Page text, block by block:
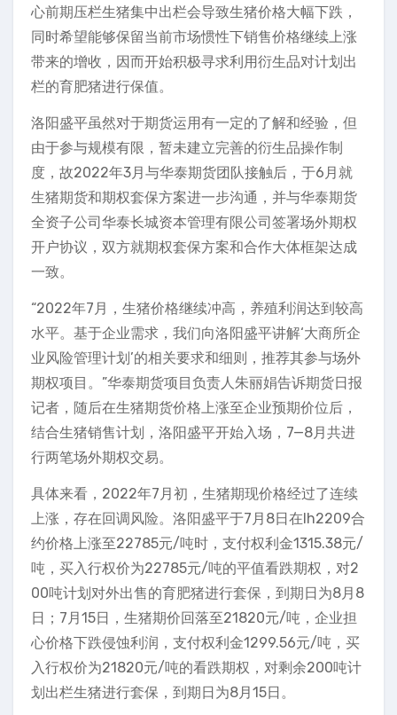
心前期压栏生猪集中出栏会导致生猪价格大幅下跌，
同时希望能够保留当前市场惯性下销售价格继续上涨
带来的增收，因而开始积极寻求利用衍生品对计划出
栏的育肥猪进行保值。
洛阳盛平虽然对于期货运用有一定的了解和经验，但
由于参与规模有限，暂未建立完善的衍生品操作制
度，故2022年3月与华泰期货团队接触后，于6月就
生猪期货和期权套保方案进一步沟通，并与华泰期货
全资子公司华泰长城资本管理有限公司签署场外期权
开户协议，双方就期权套保方案和合作大体框架达成
一致。
“2022年7月，生猪价格继续冲高，养殖利润达到较高
水平。基于企业需求，我们向洛阳盛平讲解‘大商所企
业风险管理计划’的相关要求和细则，推荐其参与场外
期权项目。”华泰期货项目负责人朱丽娟告诉期货日报
记者，随后在生猪期货价格上涨至企业预期价位后，
结合生猪销售计划，洛阳盛平开始入场，7—8月共进
行两笔场外期权交易。
具体来看，2022年7月初，生猪期现价格经过了连续
上涨，存在回调风险。洛阳盛平于7月8日在lh2209合
约价格上涨至22785元/吨时，支付权利金1315.38元/
吨，买入行权价为22785元/吨的平值看跌期权，对2
00吨计划对外出售的育肥猪进行套保，到期日为8月8
日；7月15日，生猪期价回落至21820元/吨，企业担
心价格下跌侵蚀利润，支付权利金1299.56元/吨，买
入行权价为21820元/吨的看跌期权，对剩余200吨计
划出栏生猪进行套保，到期日为8月15日。